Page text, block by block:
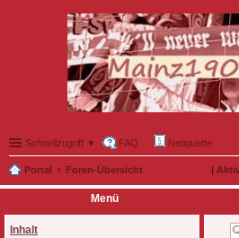
Schnellzugriff ▼ FAQ Netiquette
Portal Foren-Übersicht |
Menü
Inhalt